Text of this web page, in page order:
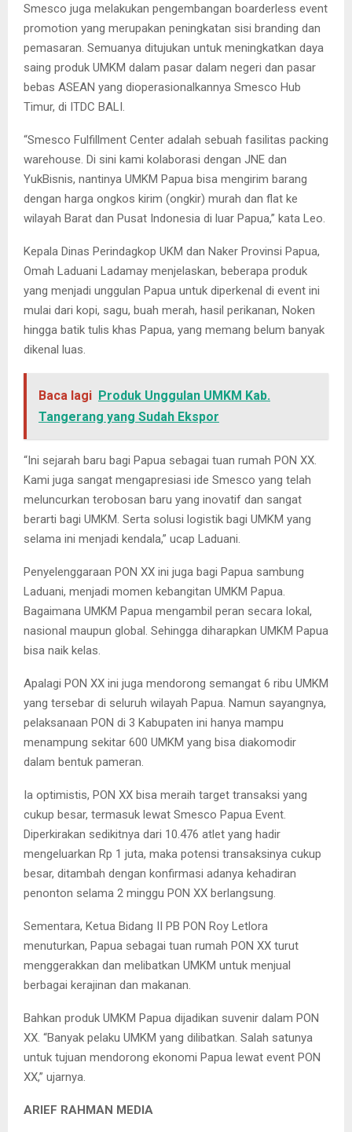
Smesco juga melakukan pengembangan boarderless event
promotion yang merupakan peningkatan sisi branding dan
pemasaran. Semuanya ditujukan untuk meningkatkan daya
saing produk UMKM dalam pasar dalam negeri dan pasar
bebas ASEAN yang dioperasionalkannya Smesco Hub
Timur, di ITDC BALI.
“Smesco Fulfillment Center adalah sebuah fasilitas packing
warehouse. Di sini kami kolaborasi dengan JNE dan
YukBisnis, nantinya UMKM Papua bisa mengirim barang
dengan harga ongkos kirim (ongkir) murah dan flat ke
wilayah Barat dan Pusat Indonesia di luar Papua,” kata Leo.
Kepala Dinas Perindagkop UKM dan Naker Provinsi Papua,
Omah Laduani Ladamay menjelaskan, beberapa produk
yang menjadi unggulan Papua untuk diperkenal di event ini
mulai dari kopi, sagu, buah merah, hasil perikanan, Noken
hingga batik tulis khas Papua, yang memang belum banyak
dikenal luas.
Baca lagi Produk Unggulan UMKM Kab.
Tangerang yang Sudah Ekspor
“Ini sejarah baru bagi Papua sebagai tuan rumah PON XX.
Kami juga sangat mengapresiasi ide Smesco yang telah
meluncurkan terobosan baru yang inovatif dan sangat
berarti bagi UMKM. Serta solusi logistik bagi UMKM yang
selama ini menjadi kendala,” ucap Laduani.
Penyelenggaraan PON XX ini juga bagi Papua sambung
Laduani, menjadi momen kebangitan UMKM Papua.
Bagaimana UMKM Papua mengambil peran secara lokal,
nasional maupun global. Sehingga diharapkan UMKM Papua
bisa naik kelas.
Apalagi PON XX ini juga mendorong semangat 6 ribu UMKM
yang tersebar di seluruh wilayah Papua. Namun sayangnya,
pelaksanaan PON di 3 Kabupaten ini hanya mampu
menampung sekitar 600 UMKM yang bisa diakomodir
dalam bentuk pameran.
Ia optimistis, PON XX bisa meraih target transaksi yang
cukup besar, termasuk lewat Smesco Papua Event.
Diperkirakan sedikitnya dari 10.476 atlet yang hadir
mengeluarkan Rp 1 juta, maka potensi transaksinya cukup
besar, ditambah dengan konfirmasi adanya kehadiran
penonton selama 2 minggu PON XX berlangsung.
Sementara, Ketua Bidang II PB PON Roy Letlora
menuturkan, Papua sebagai tuan rumah PON XX turut
menggerakkan dan melibatkan UMKM untuk menjual
berbagai kerajinan dan makanan.
Bahkan produk UMKM Papua dijadikan suvenir dalam PON
XX. “Banyak pelaku UMKM yang dilibatkan. Salah satunya
untuk tujuan mendorong ekonomi Papua lewat event PON
XX,” ujarnya.
ARIEF RAHMAN MEDIA